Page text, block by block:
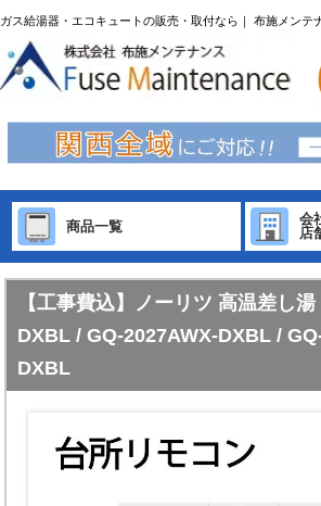
ガス給湯器・エコキュートの販売・取付なら｜ 布施メンテ
商品一覧
会
店
【工事費込】ノーリツ 高温差し
DXBL / GQ-2027AWX-DXBL /
DXBL